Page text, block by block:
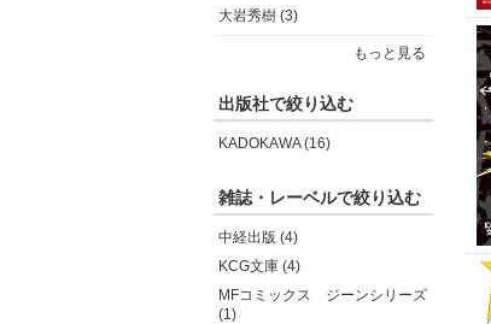
大岩秀樹 (3)
もっと見る
出版社で絞り込む
KADOKAWA (16)
雑誌・レーベルで絞り込む
中経出版 (4)
KCG文庫 (4)
MFコミックス ジーンシリーズ
(1)